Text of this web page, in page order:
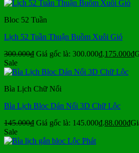
Bloc 52 Tuần
Lịch 52 Tuần Thuận Buồm Xuôi Gió
300.000₫ Giá gốc là: 300.000₫.175.000₫
Sale
Bìa Lịch Chữ Nổi
Bìa Lịch Bloc Dán Nổi 3D Chữ Lộc
145.000₫ Giá gốc là: 145.000₫.88.000₫
Sale